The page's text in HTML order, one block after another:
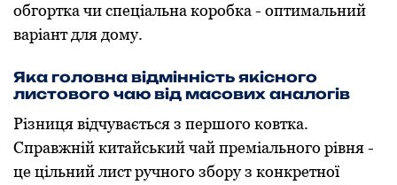
обгортка чи спеціальна коробка - оптимальний
варіант для дому.
Яка головна відмінність якісного
листового чаю від масових аналогів
Різниця відчувається з першого ковтка.
Справжній китайський чай преміального рівня -
це цільний лист ручного збору з конкретної